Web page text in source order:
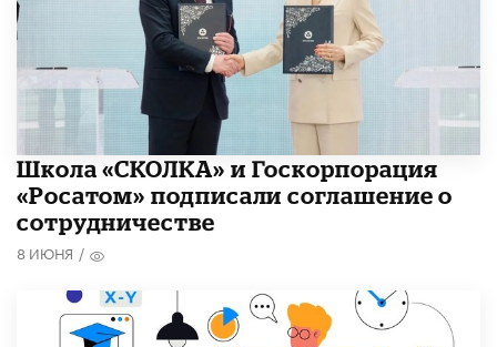
Школа «СКОЛКА» и Госкорпорация
«Росатом» подписали соглашение о
сотрудничестве
8 ИЮНЯ /